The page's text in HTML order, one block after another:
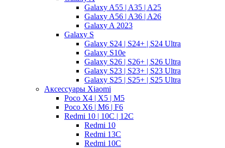
Galaxy A55 | A35 | A25
Galaxy A56 | A36 | A26
Galaxy A 2023
Galaxy S
Galaxy S24 | S24+ | S24 Ultra
Galaxy S10e
Galaxy S26 | S26+ | S26 Ultra
Galaxy S23 | S23+ | S23 Ultra
Galaxy S25 | S25+ | S25 Ultra
Аксессуары Xiaomi
Poco X4 | X5 | M5
Poco X6 | M6 | F6
Redmi 10 | 10C | 12C
Redmi 10
Redmi 13C
Redmi 10C